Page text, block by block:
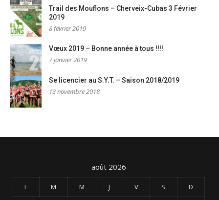
Trail des Mouflons – Cherveix-Cubas 3 Février
2019
8 février 2019
Vœux 2019 – Bonne année à tous !!!!
7 janvier 2019
Se licencier au S.Y.T. – Saison 2018/2019
13 novembre 2018
août 2026
L M M J V S D